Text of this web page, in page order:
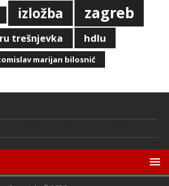
izložba zagreb
trešnjevka hdlu
marijan bilosnić